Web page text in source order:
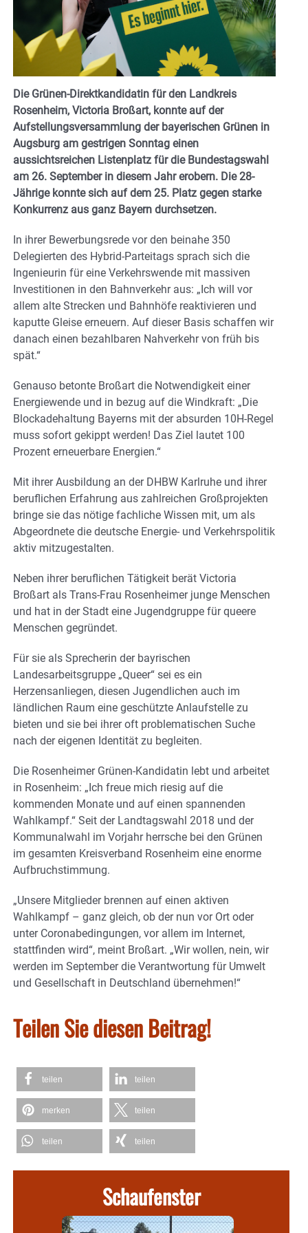
Die Grünen-Direktkandidatin für den Landkreis
Rosenheim, Victoria Broßart, konnte auf der
Aufstellungsversammlung der bayerischen Grünen in
Augsburg am gestrigen Sonntag einen
aussichtsreichen Listenplatz für die Bundestagswahl
am 26. September in diesem Jahr erobern. Die 28-
Jährige konnte sich auf dem 25. Platz gegen starke
Konkurrenz aus ganz Bayern durchsetzen.
In ihrer Bewerbungsrede vor den beinahe 350
Delegierten des Hybrid-Parteitags sprach sich die
Ingenieurin für eine Verkehrswende mit massiven
Investitionen in den Bahnverkehr aus: „Ich will vor
allem alte Strecken und Bahnhöfe reaktivieren und
kaputte Gleise erneuern. Auf dieser Basis schaffen wir
danach einen bezahlbaren Nahverkehr von früh bis
spät.“
Genauso betonte Broßart die Notwendigkeit einer
Energiewende und in bezug auf die Windkraft: „Die
Blockadehaltung Bayerns mit der absurden 10H-Regel
muss sofort gekippt werden! Das Ziel lautet 100
Prozent erneuerbare Energien.“
Mit ihrer Ausbildung an der DHBW Karlruhe und ihrer
beruflichen Erfahrung aus zahlreichen Großprojekten
bringe sie das nötige fachliche Wissen mit, um als
Abgeordnete die deutsche Energie- und Verkehrspolitik
aktiv mitzugestalten.
Neben ihrer beruflichen Tätigkeit berät Victoria
Broßart als Trans-Frau Rosenheimer junge Menschen
und hat in der Stadt eine Jugendgruppe für queere
Menschen gegründet.
Für sie als Sprecherin der bayrischen
Landesarbeitsgruppe „Queer“ sei es ein
Herzensanliegen, diesen Jugendlichen auch im
ländlichen Raum eine geschützte Anlaufstelle zu
bieten und sie bei ihrer oft problematischen Suche
nach der eigenen Identität zu begleiten.
Die Rosenheimer Grünen-Kandidatin lebt und arbeitet
in Rosenheim: „Ich freue mich riesig auf die
kommenden Monate und auf einen spannenden
Wahlkampf.“ Seit der Landtagswahl 2018 und der
Kommunalwahl im Vorjahr herrsche bei den Grünen
im gesamten Kreisverband Rosenheim eine enorme
Aufbruchstimmung.
„Unsere Mitglieder brennen auf einen aktiven
Wahlkampf – ganz gleich, ob der nun vor Ort oder
unter Coronabedingungen, vor allem im Internet,
stattfinden wird“, meint Broßart. „Wir wollen, nein, wir
werden im September die Verantwortung für Umwelt
und Gesellschaft in Deutschland übernehmen!“
Teilen Sie diesen Beitrag!
teilen teilen
merken teilen
teilen teilen
Schaufenster